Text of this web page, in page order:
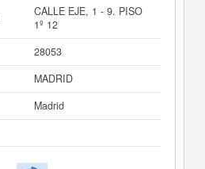
CALLE EJE, 1 - 9. PISO
1º 12
28053
MADRID
Madrid